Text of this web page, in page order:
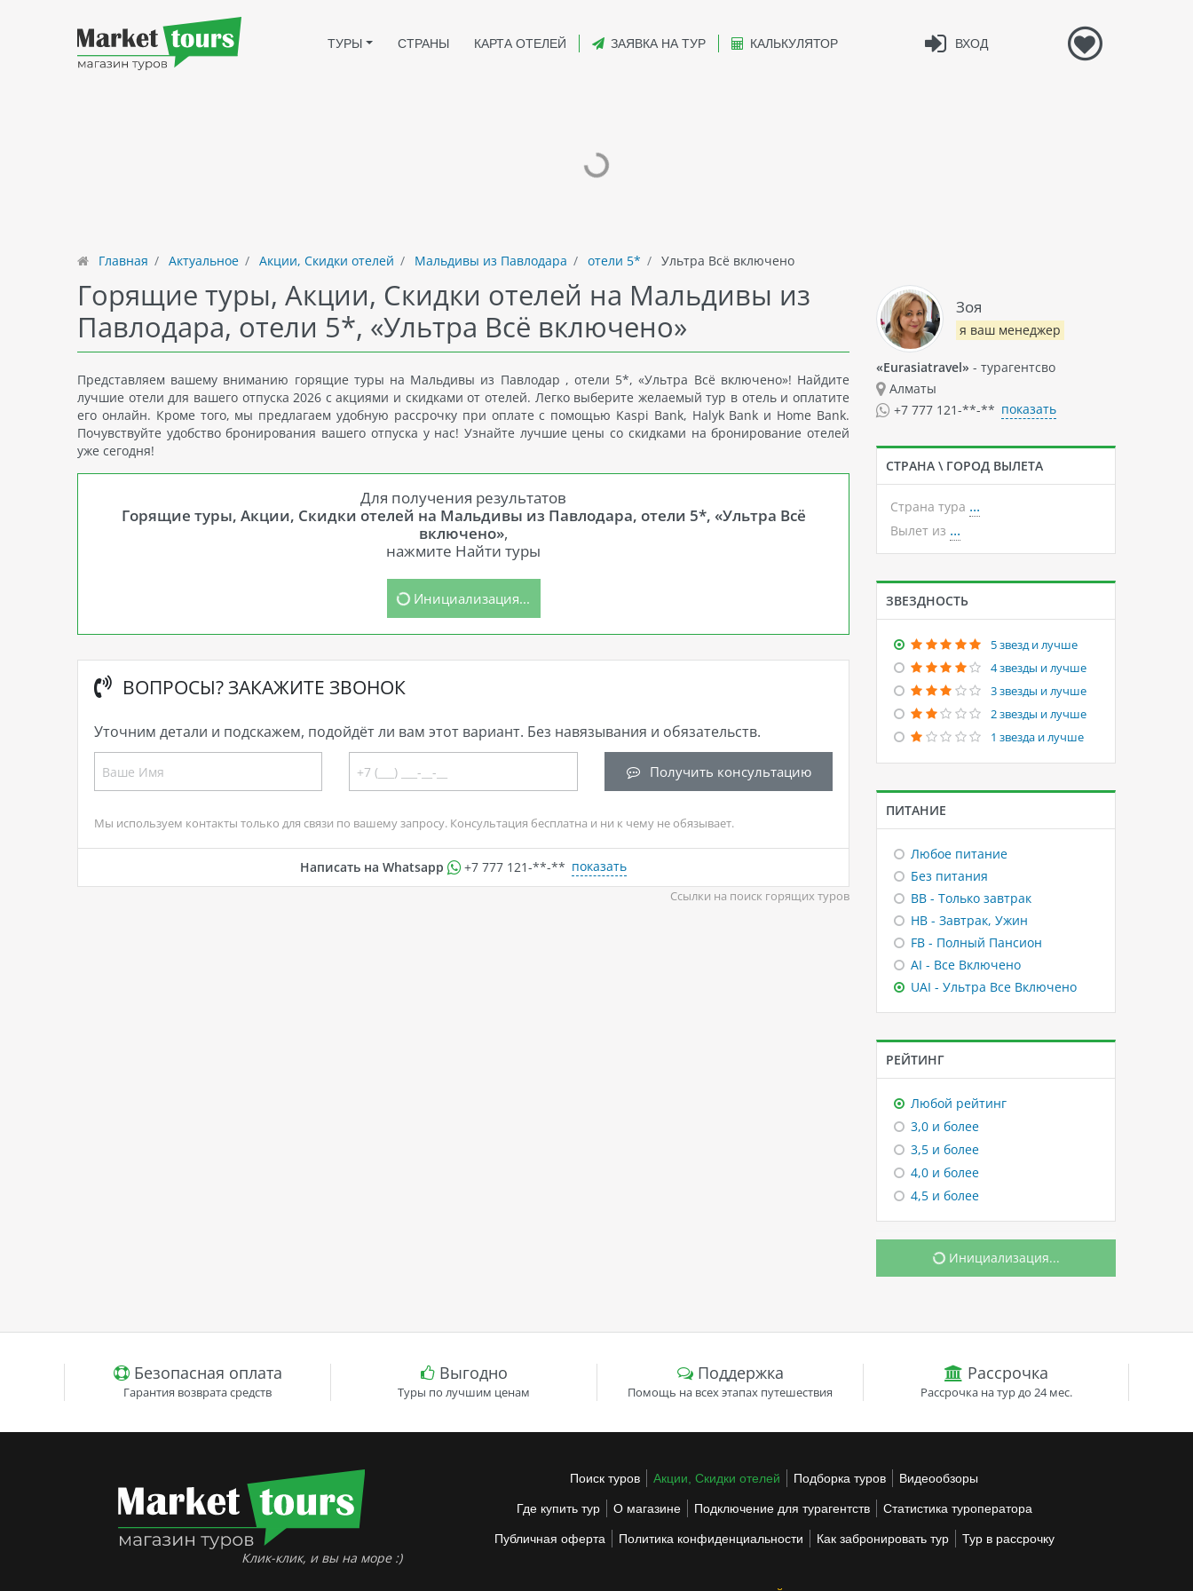
ВХОД
ТУРЫ СТРАНЫ КАРТА ОТЕЛЕЙ ЗАЯВКА НА ТУР КАЛЬКУЛЯТОР
Главная Актуальное Акции, Скидки отелей Мальдивы из Павлодара отели 5* Ультра Всё включено
Горящие туры, Акции, Скидки отелей на Мальдивы из
Павлодара, отели 5*, «Ультра Всё включено»
Представляем вашему вниманию горящие туры на Мальдивы из Павлодар , отели 5*, «Ультра Всё включено»! Найдите
лучшие отели для вашего отпуска 2026 с акциями и скидками от отелей. Легко выберите желаемый тур в отель и оплатите
его онлайн. Кроме того, мы предлагаем удобную рассрочку при оплате с помощью Kaspi Bank, Halyk Bank и Home Bank.
Почувствуйте удобство бронирования вашего отпуска у нас! Узнайте лучшие цены со скидками на бронирование отелей
уже сегодня!
Для получения результатов
Горящие туры, Акции, Скидки отелей на Мальдивы из Павлодара, отели 5*, «Ультра Всё
включено»,
нажмите Найти туры
Инициализация...
ВОПРОСЫ? ЗАКАЖИТЕ ЗВОНОК
Уточним детали и подскажем, подойдёт ли вам этот вариант. Без навязывания и обязательств.
Получить консультацию
Мы используем контакты только для связи по вашему запросу. Консультация бесплатна и ни к чему не обязывает.
Написать на Whatsapp +7 777 121-**-** показать
Ссылки на поиск горящих туров
Зоя
я ваш менеджер
«Eurasiatravel» - турагентсво
Алматы
+7 777 121-**-** показать
СТРАНА \ ГОРОД ВЫЛЕТА
Страна тура ...
Вылет из ...
ЗВЕЗДНОСТЬ
5 звезд и лучше
4 звезды и лучше
3 звезды и лучше
2 звезды и лучше
1 звезда и лучше
ПИТАНИЕ
Любое питание
Без питания
BB - Только завтрак
HB - Завтрак, Ужин
FB - Полный Пансион
AI - Все Включено
UAI - Ультра Все Включено
РЕЙТИНГ
Любой рейтинг
3,0 и более
3,5 и более
4,0 и более
4,5 и более
Инициализация...
Безопасная оплата
Гарантия возврата средств
Выгодно
Туры по лучшим ценам
Поддержка
Помощь на всех этапах путешествия
Рассрочка
Рассрочка на тур до 24 мес.
Клик-клик, и вы на море :)
Поиск туров Акции, Скидки отелей Подборка туров Видеообзоры
Где купить тур О магазине Подключение для турагентств Статистика туроператора
Публичная оферта Политика конфиденциальности Как забронировать тур Тур в рассрочку